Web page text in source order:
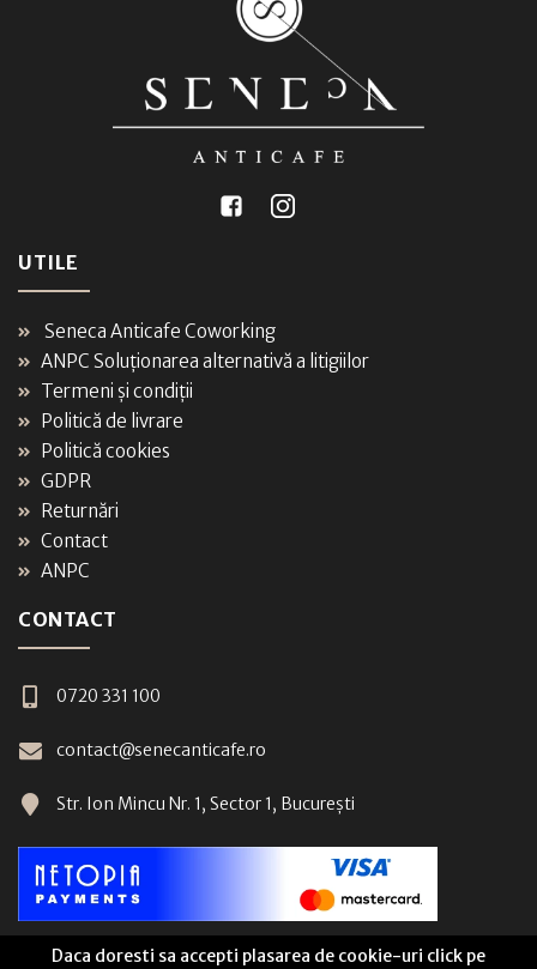
Daca doresti sa accepti plasarea de cookie-uri click pe
UTILE
Seneca Anticafe Coworking
ANPC Soluționarea alternativă a litigiilor
Termeni și condiții
Politică de livrare
Politică cookies
GDPR
Returnări
Contact
ANPC
CONTACT
0720 331 100
contact@senecanticafe.ro
Str. Ion Mincu Nr. 1, Sector 1, București
Shop Seneca Anticafe © 2026 Created byG99